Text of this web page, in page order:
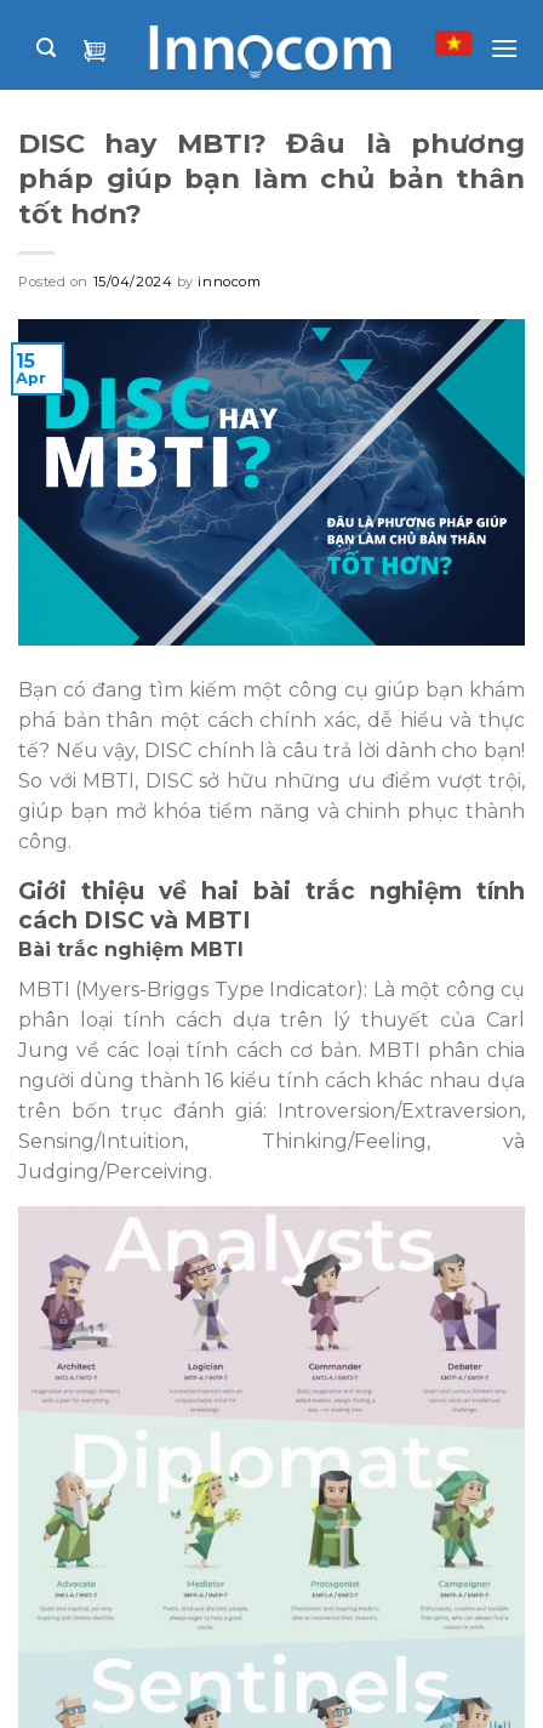
DISC hay MBTI? Đâu là phương
pháp giúp bạn làm chủ bản thân
tốt hơn?
Posted on 15/04/2024 by innocom
15
Apr
Bạn có đang tìm kiếm một công cụ giúp bạn khám
phá bản thân một cách chính xác, dễ hiểu và thực
tế? Nếu vậy, DISC chính là câu trả lời dành cho bạn!
So với MBTI, DISC sở hữu những ưu điểm vượt trội,
giúp bạn mở khóa tiềm năng và chinh phục thành
công.
Giới thiệu về hai bài trắc nghiệm tính
cách DISC và MBTI
Bài trắc nghiệm MBTI
MBTI (Myers-Briggs Type Indicator): Là một công cụ
phân loại tính cách dựa trên lý thuyết của Carl
Jung về các loại tính cách cơ bản. MBTI phân chia
người dùng thành 16 kiểu tính cách khác nhau dựa
trên bốn trục đánh giá: Introversion/Extraversion,
Sensing/Intuition, Thinking/Feeling, và
Judging/Perceiving.